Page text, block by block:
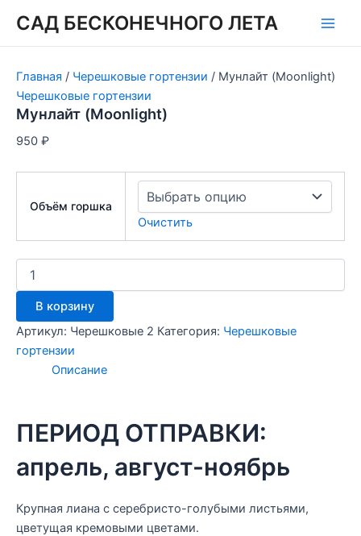
САД БЕСКОНЕЧНОГО ЛЕТА
Главная / Черешковые гортензии / Мунлайт (Moonlight)
Черешковые гортензии
Мунлайт (Moonlight)
950 ₽
Объём горшка
Очистить
Количество
товара
Мунлайт
(Moonlight)
В корзину
Артикул: Черешковые 2 Категория: Черешковые
гортензии
Описание
ПЕРИОД ОТПРАВКИ:
апрель, август-ноябрь
Крупная лиана с серебристо-голубыми листьями,
цветущая кремовыми цветами.